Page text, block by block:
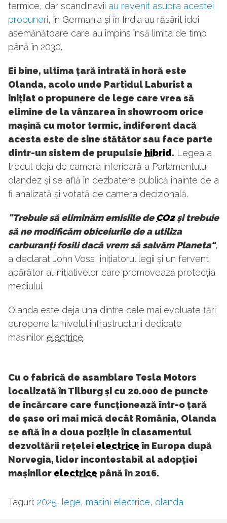
termice, dar scandinavii au revenit asupra acestei
propuneri, în Germania și în India au răsărit idei
asemănătoare care au împins însă limita de timp
până în 2030.
Ei bine, ultima țară intrată în horă este
Olanda, acolo unde Partidul Laburist a
inițiat o propunere de lege care vrea să
elimine de la vânzarea în showroom orice
mașină cu motor termic, indiferent dacă
acesta este de sine stătător sau face parte
dintr-un sistem de prupulsie hibrid. Legea a
trecut deja de camera inferioară a Parlamentului
olandez și se află în dezbatere publică înainte de a
fi analizată și votată de camera decizională.
"Trebuie să eliminăm emisiile deCO2și trebuie
să ne modificăm obiceiurile de a utiliza
carburanți fosili dacă vrem să salvăm Planeta",
a declarat John Voss, inițiatorul legii și un fervent
apărător al inițiativelor care promovează protecția
mediului.
Olanda este deja una dintre cele mai evoluate țări
europene la nivelul infrastructurii dedicate
mașinilor electrice.
Cu o fabrică de asamblare Tesla Motors
localizată în Tilburg și cu 20.000 de puncte
de încărcare care funcționează într-o țară
de șase ori mai mică decât România, Olanda
se află în a doua poziție în clasamentul
dezvoltării rețelei electriceîn Europa după
Norvegia, lider incontestabil al adopției
mașinilor electrice până în 2016.
Taguri: 2025, lege, masini electrice, olanda